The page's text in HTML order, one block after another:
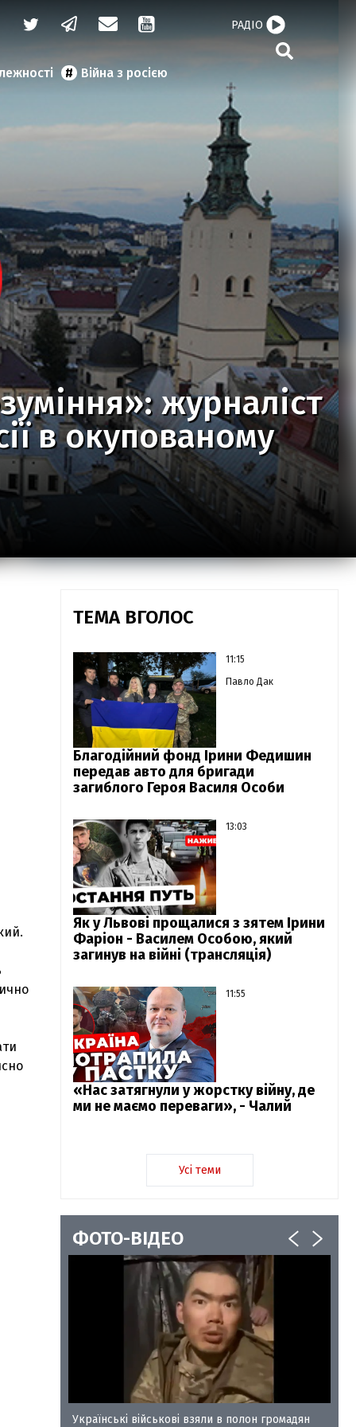
Війна з росією
РАДІО
журналіст
в окупованому
ТЕМА ВГОЛОС
11:15
Павло Дак
Благодійний фонд Ірини Федишин
передав авто для бригади
загиблого Героя Василя Особи
13:03
Як у Львові прощалися з зятем Ірини
Фаріон - Василем Особою, який
загинув на війні (трансляція)
11:55
«Нас затягнули у жорстку війну, де
ми не маємо переваги», - Чалий
Усі теми
ФОТО-ВІДЕО
Українські військові взяли в полон громадян